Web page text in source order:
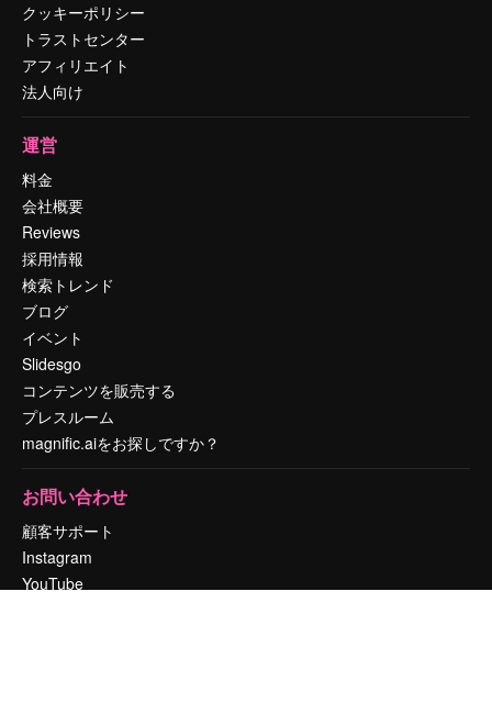
クッキーポリシー
トラストセンター
アフィリエイト
法人向け
運営
料金
会社概要
Reviews
採用情報
検索トレンド
ブログ
イベント
Slidesgo
コンテンツを販売する
プレスルーム
magnific.aiをお探しですか？
お問い合わせ
顧客サポート
Instagram
YouTube